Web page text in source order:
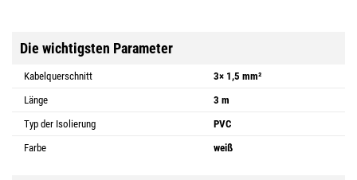
Die wichtigsten Parameter
Kabelquerschnitt
3× 1,5 mm²
Länge
3 m
Typ der Isolierung
PVC
Farbe
weiß